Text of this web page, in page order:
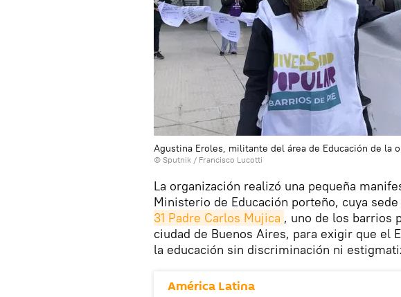
Agustina Eroles, militante del área de Educación de la
© Sputnik / Francisco Lucotti
La organización realizó una pequeña
Ministerio de Educación porteño, cuya
31 Padre Carlos Mujica , uno de los barrios
ciudad de Buenos Aires, para exigir que el
la educación sin discriminación ni
América Latina